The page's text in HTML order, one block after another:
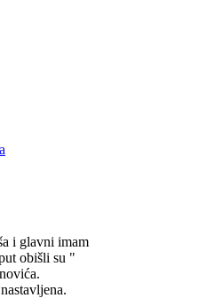
i glavni imam
obišli su "